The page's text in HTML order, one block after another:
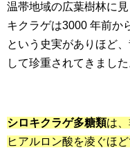
温帯地域の広葉樹林に
キクラゲは3000 年前か
という史実がありほど
して珍重されてきました
シロキクラゲ多糖類は
ヒアルロン酸を凌ぐほど